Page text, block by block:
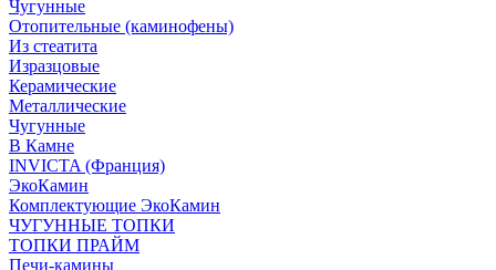
Чугунные
Отопительные (каминофены)
Из стеатита
Изразцовые
Керамические
Металлические
Чугунные
В Камне
INVICTA (Франция)
ЭкоКамин
Комплектующие ЭкоКамин
ЧУГУННЫЕ ТОПКИ
ТОПКИ ПРАЙМ
Печи-камины